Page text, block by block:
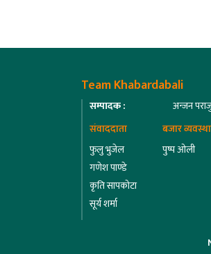
Team Khabardabali
सम्पादक :
अन्जन
संवाददाता
फुलु भुजेल
गणेश पाण्डे
कृति सापकोटा
सूर्य शर्मा
बजार
पुष्प ओली